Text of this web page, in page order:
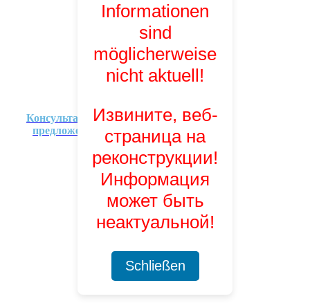
Консультационные
предложения
Informationen
sind
möglicherweise
nicht aktuell!
Извините, веб-
страница на
реконструкции!
Информация
может быть
неактуальной!
Schließen